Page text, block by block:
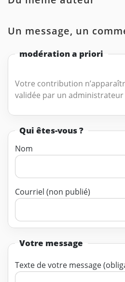
Un message, un
modération a priori
Votre contribution
validée par un administrateur
Qui êtes-vous ?
Nom
Courriel (non publié)
Votre message
Texte de votre